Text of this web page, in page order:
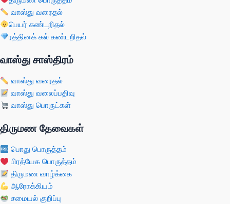
வாஸ்து வரைதல்
பெயர் கண்டறிதல்
ரத்தினக் கல் கண்டறிதல்
வாஸ்து சாஸ்திரம்
வாஸ்து வரைதல்
வாஸ்து வலைப்பதிவு
வாஸ்து பொருட்கள்
திருமண தேவைகள்
பொது பொருத்தம்
பிரத்யேக பொருத்தம்
திருமண வாழ்க்கை
ஆரோக்கியம்
சமையல் குறிப்பு